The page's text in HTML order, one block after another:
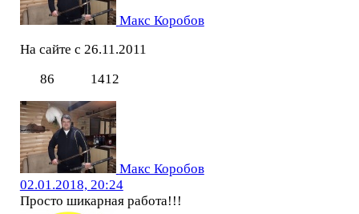
Макс Коробов
На сайте с 26.11.2011
86
1412
Макс Коробов
02.01.2018, 20:24
Просто шикарная работа!!!